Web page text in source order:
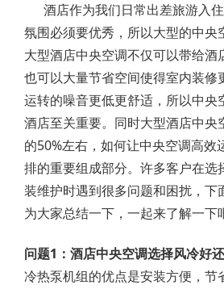
酒店作为我们日常出差旅游入
氛围必须要优秀，所以大型的中央
大型酒店中央空调不仅可以带给酒
也可以大量节省空间使得室内装修
运转的噪音更低更舒适，所以中央
酒店至关重要。同时大型酒店中央
的50%左右，如何让中央空调高效
排的重要组成部分。许多客户在选
装维护时遇到很多问题和困扰，下
为大家总结一下，一起来了解一下
问题1：酒店中央空调选择风冷好
冷热泵机组的优点是安装方便，节